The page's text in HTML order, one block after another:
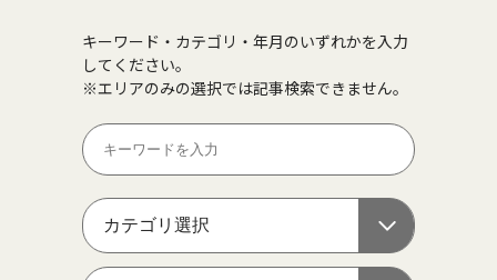
キーワード・カテゴリ・年月のいずれかを入力
してください。
※エリアのみの選択では記事検索できません。